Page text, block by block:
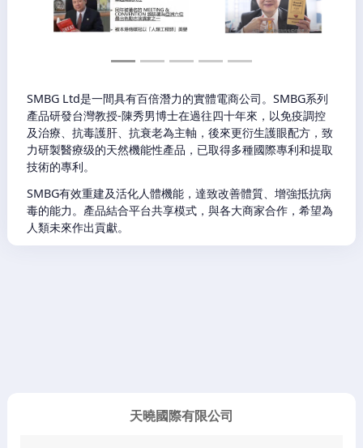
SMBG Ltd是一間具有百倍潛力的實體電商公司。SMBG系列
產品研發台灣教授-陳秀男博士在過往四十年來，以免疫調控
及治療、抗毒護肝、抗衰老為主軸，後來更衍生護眼配方，致
力研製醫療级的天然機能性產品，已取得多種國際專利和提取
技術的專利。
SMBG有效重建及活化人體機能，達致改善體質、增強抵抗病
毒的能力。產品結合平台共享模式，與各大商家合作，希望為
人類未來作出貢獻。
天曉國際有限公司